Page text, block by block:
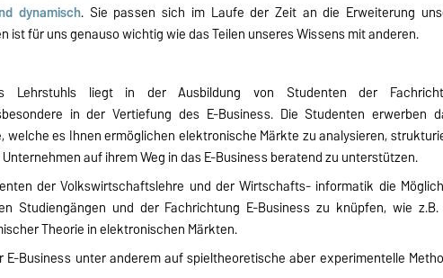
dynamisch. Sie passen sich im Laufe der Zeit an die Erweiterung
ist für uns genauso wichtig wie das Teilen unseres Wissens mit anderen.
Lehrstuhls liegt in der Ausbildung von Studenten der
in der Vertiefung des E-Business. Die Studenten erwerben
welche es Ihnen ermöglichen elektronische Märkte zu analysieren,
auf ihrem Weg in das E-Business beratend zu unterstützen.
der Volkswirtschaftslehre und der Wirtschafts- informatik die
Studiengängen und der Fachrichtung E-Business zu knüpfen, wie
Theorie in elektronischen Märkten.
Business unter anderem auf spieltheoretische aber experimentelle